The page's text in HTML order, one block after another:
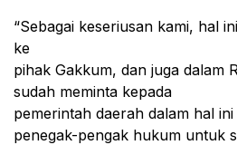
“Sebagai keseriusan kami, hal
ke
pihak Gakkum, dan juga dalam
sudah meminta kepada
pemerintah daerah dalam hal
penegak-pengak hukum untuk